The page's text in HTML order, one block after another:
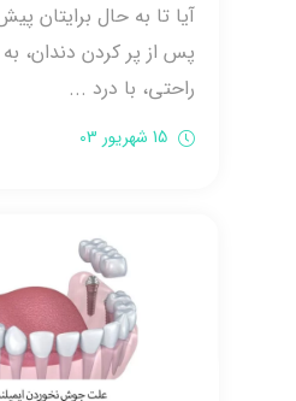
آیا تا به حال برایتان
پس از پر کردن دندان،
راحتی، با درد ...